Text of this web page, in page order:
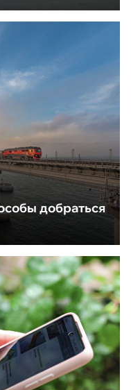
добраться